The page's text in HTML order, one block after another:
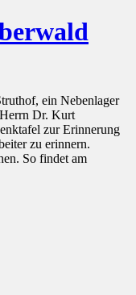
ein Nebenlager
Dr. Kurt
zur Erinnerung
zu erinnern.
So findet am